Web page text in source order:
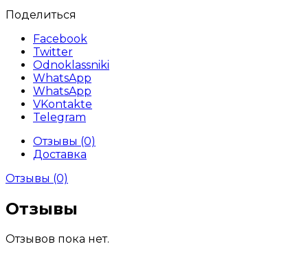
Поделиться
Facebook
Twitter
Odnoklassniki
WhatsApp
WhatsApp
VKontakte
Telegram
Отзывы (0)
Доставка
Отзывы (0)
Отзывы
Отзывов пока нет.